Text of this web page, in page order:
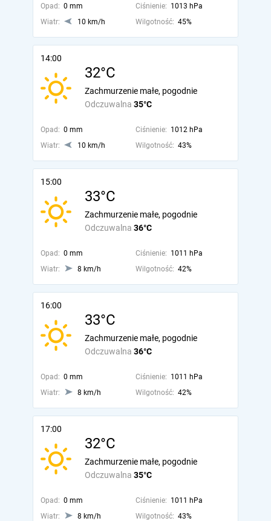
Opad: 0 mm Ciśnienie: 1013 hPa
Wiatr:
10 km/h Wilgotność: 45%
14:00
32°C
Odczuwalna 35°C
Zachmurzenie małe, pogodnie
Opad: 0 mm Ciśnienie: 1012 hPa
Wiatr:
10 km/h Wilgotność: 43%
15:00
33°C
Odczuwalna 36°C
Zachmurzenie małe, pogodnie
Opad: 0 mm Ciśnienie: 1011 hPa
Wiatr:
8 km/h Wilgotność: 42%
16:00
33°C
Odczuwalna 36°C
Zachmurzenie małe, pogodnie
Opad: 0 mm Ciśnienie: 1011 hPa
Wiatr:
8 km/h Wilgotność: 42%
17:00
32°C
Odczuwalna 35°C
Zachmurzenie małe, pogodnie
Opad: 0 mm Ciśnienie: 1011 hPa
Wiatr:
8 km/h Wilgotność: 43%